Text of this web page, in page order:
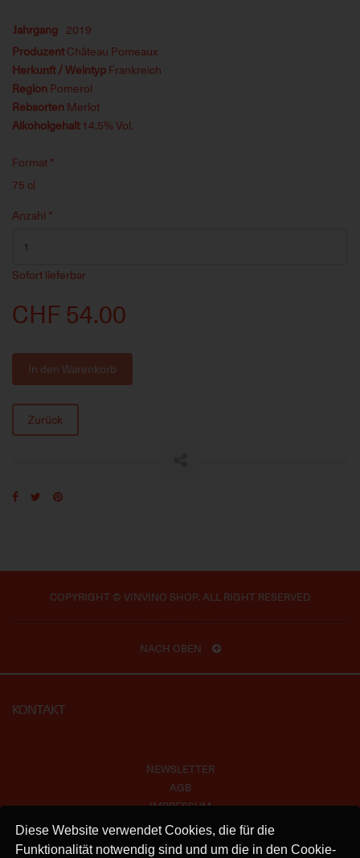
Diese Website verwendet Cookies, die für die
Funktionalität notwendig sind und um die in den Cookie-
Jahrgang 2019
ProduzentChâteau Pomeaux
Herkunft / WeintypFrankreich
RegionPomerol
RebsortenMerlot
Alkoholgehalt14.5% Vol.
Format*
75 cl
Anzahl *
Sofort lieferbar
CHF 54.00
In den Warenkorb
Zurück
COPYRIGHT © VINVINO SHOP. ALL RIGHT RESERVED
NACH OBEN
KONTAKT
NEWSLETTER
AGB
IMPRESSUM
VERSAND
KONTAKT